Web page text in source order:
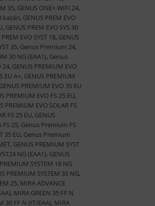
35, GENUS ONE+ WIFI 24,
kazán, GENUS PREM EVO
, GENUS PREM EVO SYS 30
EVO SYST 18, GENUS
35, Genus Premium 24,
30 NG (EAA1), Genus
24, GENUS PREMIUM EVO
EU A+, GENUS PREMIUM
GENUS PREMIUM EVO 35 EU
PREMIUM EVO FS 25 EU,
PREMIUM EVO SOLAR FS
FS 25 EU, GENUS
25, Genus Premium FS
35 EU, Genus Premium
, GENUS PREMIUM SYST
NG (EAA1), GENUS
SYSTEM 18 NG
PREMIUM SYSTEM 35 NG,
25, MIRA ADVANCE
, MIRA GREEN 35 FF N
30 FF N (IT/EAA), MIRA